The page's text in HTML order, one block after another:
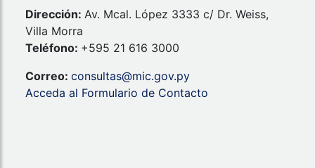
Dirección: Av. Mcal. López 3333 c/ Dr. Weiss,
Villa Morra
Teléfono: +595 21 616 3000
Correo: consultas@mic.gov.py
Acceda al Formulario de Contacto